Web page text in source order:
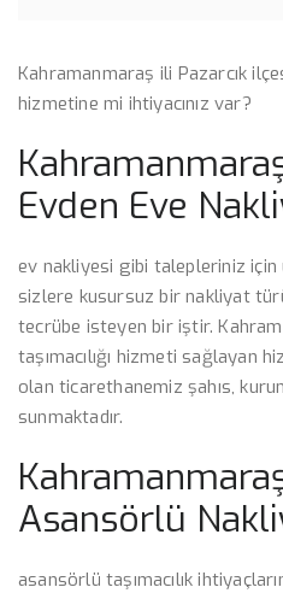
Kahramanmaraş ili Pazarcık
hizmetine mi ihtiyacınız var?
Evden Eve
ev nakliyesi gibi talepleriniz
sizlere kusursuz bir nakliyat
tecrübe isteyen bir iştir.
taşımacılığı hizmeti sağlayan
olan ticarethanemiz şahıs,
sunmaktadır.
Asansörlü
asansörlü taşımacılık